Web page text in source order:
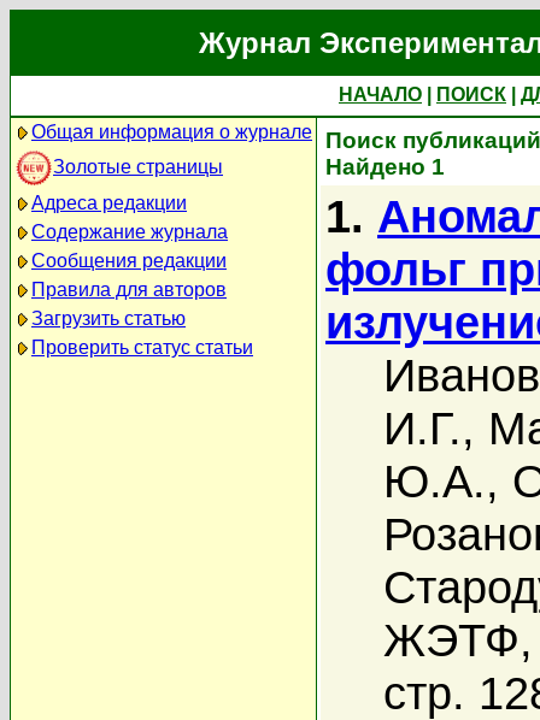
Журнал
НАЧАЛО ПОИСК
Общая информация о журнале
Золотые страницы
Адреса редакции
Содержание журнала
Сообщения редакции
Правила для авторов
Загрузить статью
Проверить статус статьи
Поиск
Найдено 1
1.
фольг
И.Г.,
Ю.А.,
ЖЭТФ,
стр.